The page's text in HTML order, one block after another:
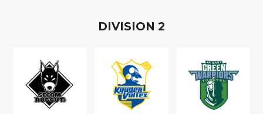
DIVISION 2